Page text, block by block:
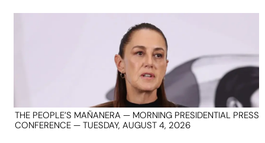
THE PEOPLE’S MAÑANERA — MORNING PRESIDENTIAL PRESS
CONFERENCE — TUESDAY, AUGUST 4, 2026